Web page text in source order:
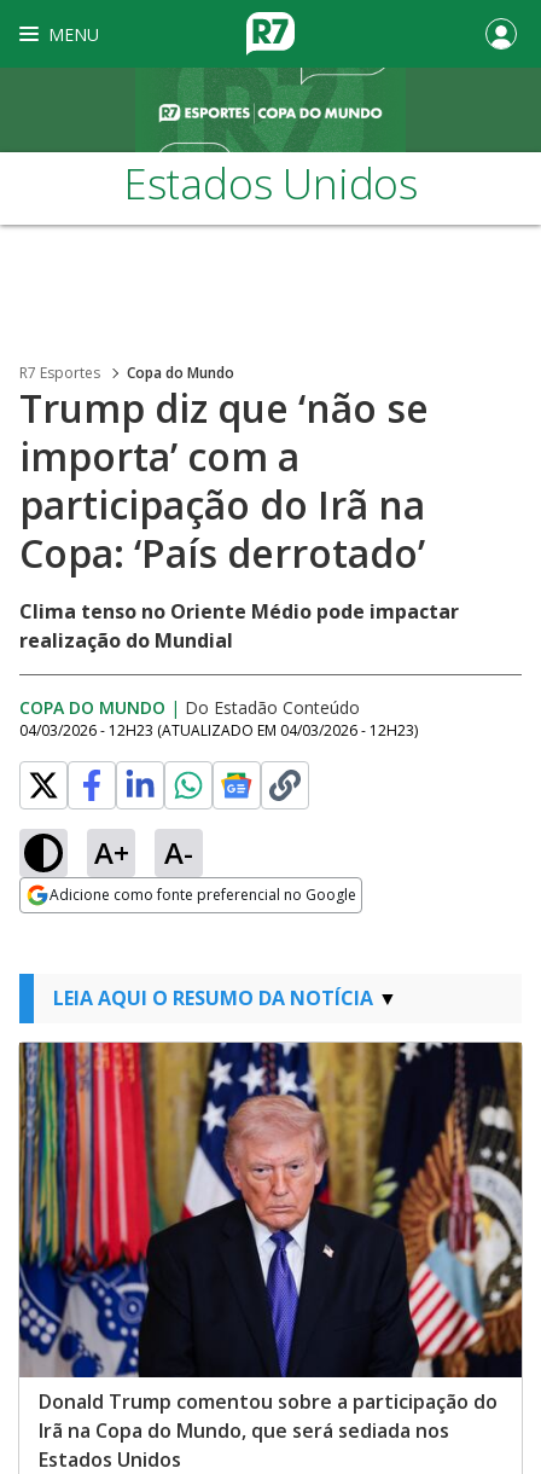
MENU
Estados Unidos
R7 Esportes Copa do Mundo
Trump diz que ‘não se
importa’ com a
participação do Irã na
Copa: ‘País derrotado’
Clima tenso no Oriente Médio pode impactar
realização do Mundial
COPA DO MUNDO | Do Estadão Conteúdo
04/03/2026 - 12H23 (ATUALIZADO EM 04/03/2026 - 12H23)
A+ A-
Adicione como fonte preferencial no Google
LEIA AQUI O RESUMO DA NOTÍCIA
Donald Trump comentou sobre a participação do
Irã na Copa do Mundo, que será sediada nos
Estados Unidos